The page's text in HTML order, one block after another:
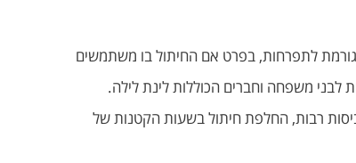
לתפרחות, בפרט אם החיתול בו משתמשים
משפחה וחברים הכוללות לינת לילה.
רבות, החלפת חיתול בשעות הקטנות של